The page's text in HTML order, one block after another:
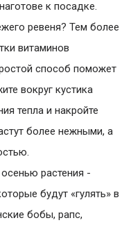
к посадке.
ревеня? Тем более
витаминов
способ поможет
вокруг кустика
тепла и накройте
более нежными, а
растения -
будут «гулять» в
бобы, рапс,